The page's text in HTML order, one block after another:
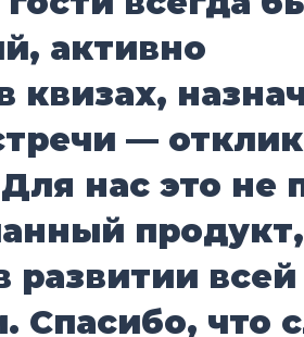
активно
квизах,
—
нас это не
всей
Спасибо, что